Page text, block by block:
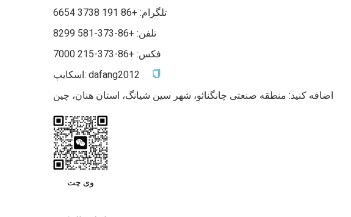
تلگرام:+86 191 3738 6654
تلفن: +86-373-581 8299
فکس: +86-373-215 7000
اسکایپ: dafang2012
اضافه کنید: منطقه صنعتی چانگنائو، شهر سین شیانگ، استان هنان، چین
وی چت